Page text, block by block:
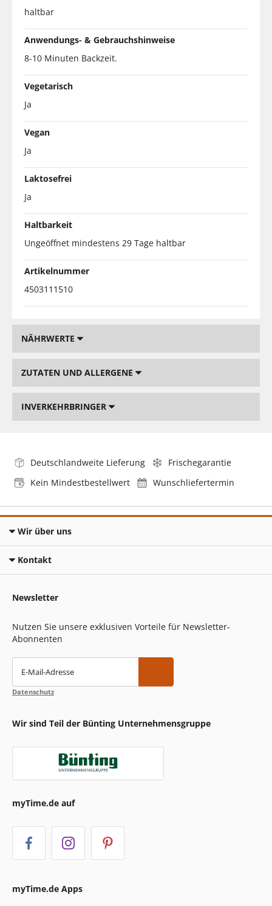
haltbar
Anwendungs- & Gebrauchshinweise
8-10 Minuten Backzeit.
Vegetarisch
Ja
Vegan
Ja
Laktosefrei
Ja
Haltbarkeit
Ungeöffnet mindestens 29 Tage haltbar
Artikelnummer
4503111510
NÄHRWERTE
ZUTATEN UND ALLERGENE
INVERKEHRBRINGER
Deutschlandweite Lieferung
Frischegarantie
Kein Mindestbestellwert
Wunschliefertermin
Wir über uns
Kontakt
Newsletter
Nutzen Sie unsere exklusiven Vorteile für Newsletter-
Abonnenten
E-Mail-Adresse
Datenschutz
Wir sind Teil der Bünting Unternehmensgruppe
myTime.de auf
myTime.de Apps